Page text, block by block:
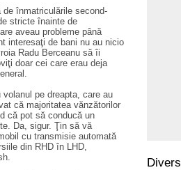
înmatriculările second-
stricte înainte de
aveau probleme până
interesaţi de bani nu au nicio
Radu Berceanu să îi
doar cei care erau deja
pe dreapta, care au
că majoritatea vănzătorilor
că pot să conducă un
Da, sigur. Ţin să vă
cu transmisie automată
din RHD în LHD,